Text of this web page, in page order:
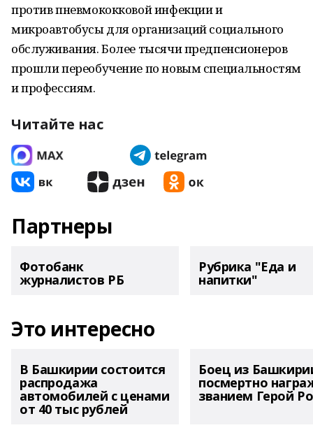
против пневмококковой инфекции и
микроавтобусы для организаций социального
обслуживания. Более тысячи предпенсионеров
прошли переобучение по новым специальностям
и профессиям.
Читайте нас
Партнеры
Фотобанк
журналистов РБ
Рубрика "Еда и
напитки"
Это интересно
В Башкирии состоится
распродажа
автомобилей с ценами
от 40 тыс рублей
Боец из
посмертно
званием Герой